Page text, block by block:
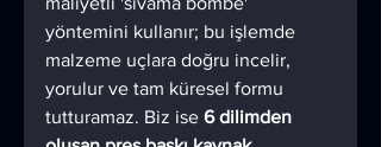
yöntemini kullanır; bu işlemde
malzeme uçlara doğru incelir,
yorulur ve tam küresel formu
tutturamaz. Biz ise 6 dilimden